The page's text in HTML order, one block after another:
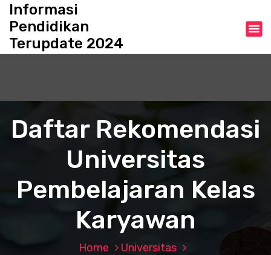
o
Informasi
Pendidikan
Terupdate 2024
Daftar Rekomendasi
Universitas
Pembelajaran Kelas
Karyawan
Home
Universitas